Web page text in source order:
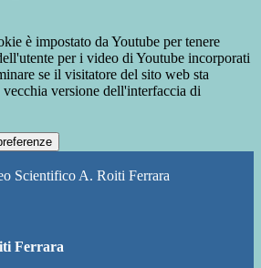
è impostato da Youtube per tenere
per i video di Youtube incorporati
se il visitatore del sito web sta
versione dell'interfaccia di
Scientifico A. Roiti Ferrara
Ferrara